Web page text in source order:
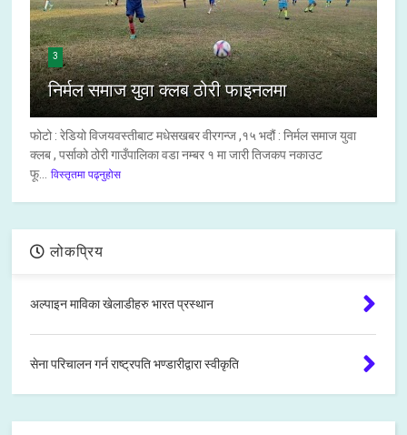
3
निर्मल समाज युवा क्लब ठोरी फाइनलमा
फोटो : रेडियो विजयवस्तीबाट मधेसखबर वीरगन्ज ,१५ भदौं : निर्मल समाज युवा
क्लब , पर्साको ठोरी गाउँपालिका वडा नम्बर १ मा जारी तिजकप नकाउट
फू... विस्तृतमा पढ्नुहोस
लोकप्रिय
अल्पाइन माविका खेलाडीहरु भारत प्रस्थान
सेना परिचालन गर्न राष्ट्रपति भण्डारीद्वारा स्वीकृति